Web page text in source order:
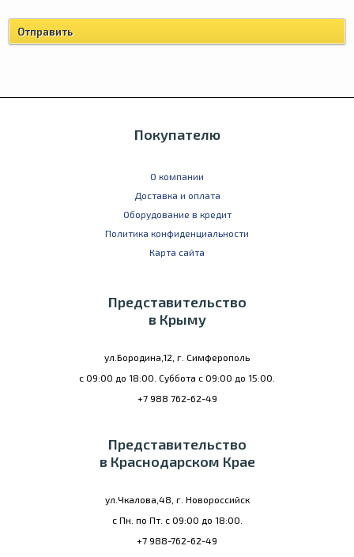
Покупателю
О компании
Доставка и оплата
Оборудование в кредит
Политика конфиденциальности
Карта сайта
Представительство
в Крыму
ул.Бородина,12, г. Симферополь
с 09:00 до 18:00. Суббота с 09:00 до 15:00.
+7 988 762-62-49
Представительство
в Краснодарском Крае
ул.Чкалова,48, г. Новороссийск
с Пн. по Пт. с 09:00 до 18:00.
+7 988-762-62-49